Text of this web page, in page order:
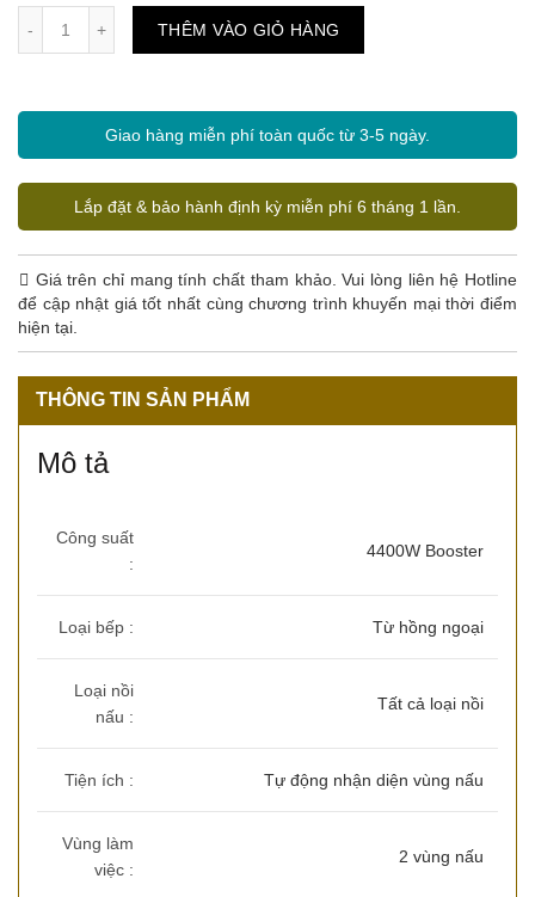
THÊM VÀO GIỎ HÀNG
Giao hàng miễn phí toàn quốc từ 3-5 ngày.
Lắp đặt & bảo hành định kỳ miễn phí 6 tháng 1 lần.
Giá trên chỉ mang tính chất tham khảo. Vui lòng liên hệ Hotline
để cập nhật giá tốt nhất cùng chương trình khuyến mại thời điểm
hiện tại.
THÔNG TIN SẢN PHẨM
Mô tả
Công suất
:
4400W Booster
Loại bếp : Từ hồng ngoại
Loại nồi
nấu :
Tất cả loại nồi
Tiện ích : Tự động nhận diện vùng nấu
Vùng làm
việc :
2 vùng nấu